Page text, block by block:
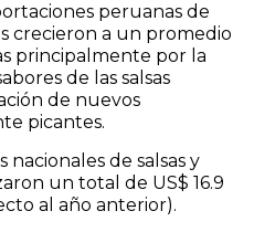
peruanas de
crecieron a un promedio
principalmente por la
de las salsas
de nuevos
picantes.
nacionales de salsas y
un total de US$ 16.9
al año anterior).